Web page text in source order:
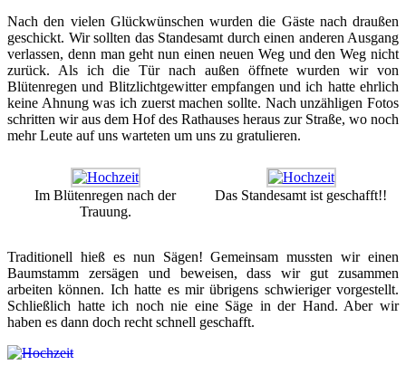
Nach den vielen Glückwünschen wurden die Gäste nach draußen
geschickt. Wir sollten das Standesamt durch einen anderen Ausgang
verlassen, denn man geht nun einen neuen Weg und den Weg nicht
zurück. Als ich die Tür nach außen öffnete wurden wir von
Blütenregen und Blitzlichtgewitter empfangen und ich hatte ehrlich
keine Ahnung was ich zuerst machen sollte. Nach unzähligen Fotos
schritten wir aus dem Hof des Rathauses heraus zur Straße, wo noch
mehr Leute auf uns warteten um uns zu gratulieren.
Im Blütenregen nach der
Trauung.
Das Standesamt ist geschafft!!
Traditionell hieß es nun Sägen! Gemeinsam mussten wir einen
Baumstamm zersägen und beweisen, dass wir gut zusammen
arbeiten können. Ich hatte es mir übrigens schwieriger vorgestellt.
Schließlich hatte ich noch nie eine Säge in der Hand. Aber wir
haben es dann doch recht schnell geschafft.